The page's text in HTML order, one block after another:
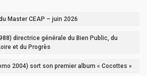
Master CEAP – juin 2026
directrice générale du Bien Public, du
et du Progrès
2004) sort son premier album « Cocottes »